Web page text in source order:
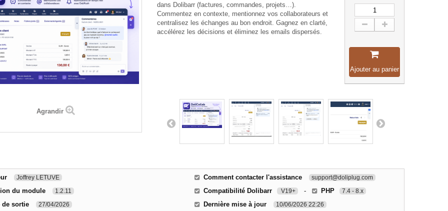
Agrandir
dans Dolibarr (factures, commandes, projets…).
Commentez en contexte, mentionnez vos collaborateurs et
centralisez les échanges au bon endroit. Gagnez en clarté,
accélérez les décisions et éliminez les emails dispersés.
Ajouter au panier
Joffrey LETUVE
du module 1.2.11
de sortie 27/04/2026
Comment contacter l'assistance support@doliplug.com
Compatibilité Dolibarr V19+ - PHP 7.4 - 8.x
Dernière mise à jour 10/06/2026 22:26